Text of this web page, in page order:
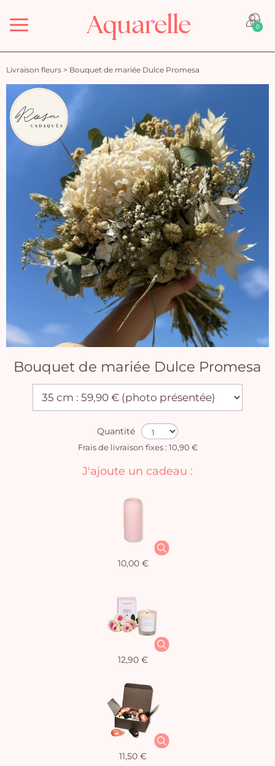
Menu 0
Livraison fleurs > Bouquet de mariée Dulce Promesa
Bouquet de mariée Dulce Promesa
Quantité
Frais de livraison fixes : 10,90 €
J'ajoute un cadeau :
10,00 €
12,90 €
11,50 €